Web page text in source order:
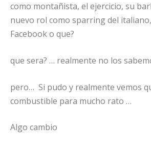
como montañista, el ejercicio, su
nuevo rol como sparring del
Facebook o que?
que sera? … realmente no los
pero… Si pudo y realmente vemos
combustible para mucho rato …
Algo cambio